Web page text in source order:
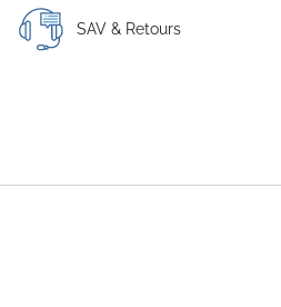
SAV & Retours